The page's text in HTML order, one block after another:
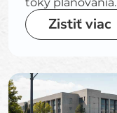
Zistiť viac